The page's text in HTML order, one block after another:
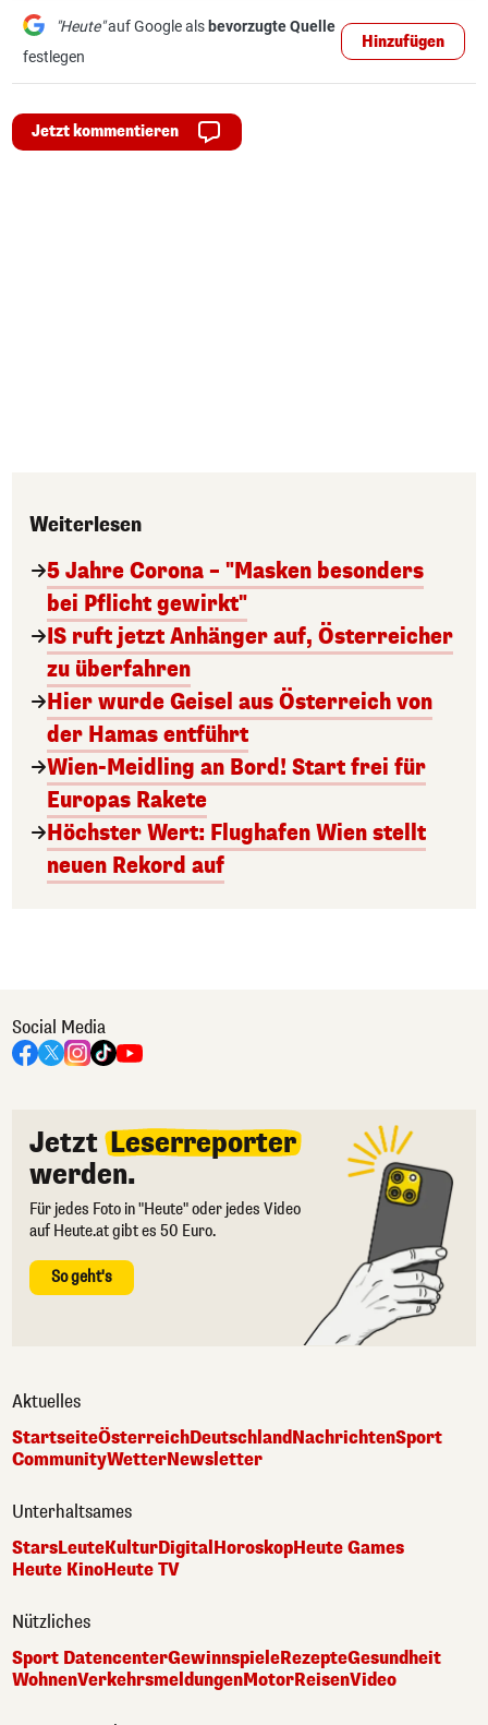
"Heute"auf Google als bevorzugte Quelle
festlegen
Hinzufügen
Jetzt kommentieren
Weiterlesen
5 Jahre Corona – "Masken besonders
bei Pflicht gewirkt"
IS ruft jetzt Anhänger auf, Österreicher
zu überfahren
Hier wurde Geisel aus Österreich von
der Hamas entführt
Wien-Meidling an Bord! Start frei für
Europas Rakete
Höchster Wert: Flughafen Wien stellt
neuen Rekord auf
Social Media
Jetzt Leserreporter
werden.
Für jedes Foto in "Heute" oder jedes Video
auf Heute.at gibt es 50 Euro.
So geht's
Aktuelles
StartseiteÖsterreichDeutschlandNachrichtenSport
CommunityWetterNewsletter
Unterhaltsames
StarsLeuteKulturDigital HoroskopHeute Games
Heute KinoHeute TV
Nützliches
Sport DatencenterGewinnspieleRezepteGesundheit
WohnenVerkehrsmeldungenMotorReisenVideo